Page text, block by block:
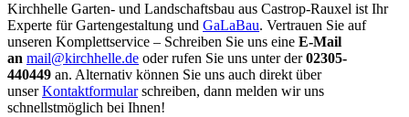
Kirchhelle Garten- und Landschaftsbau aus Castrop-Rauxel ist Ihr
Experte für Gartengestaltung und GaLaBau. Vertrauen Sie auf
unseren Komplettservice – Schreiben Sie uns eine E-Mail
an mail@kirchhelle.de oder rufen Sie uns unter der02305-
440449 an. Alternativ können Sie uns auch direkt über
unserKontaktformularschreiben, dann melden wir uns
schnellstmöglich bei Ihnen!